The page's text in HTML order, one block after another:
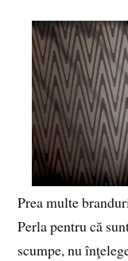
Prea multe
Perla pentru că
scumpe, nu